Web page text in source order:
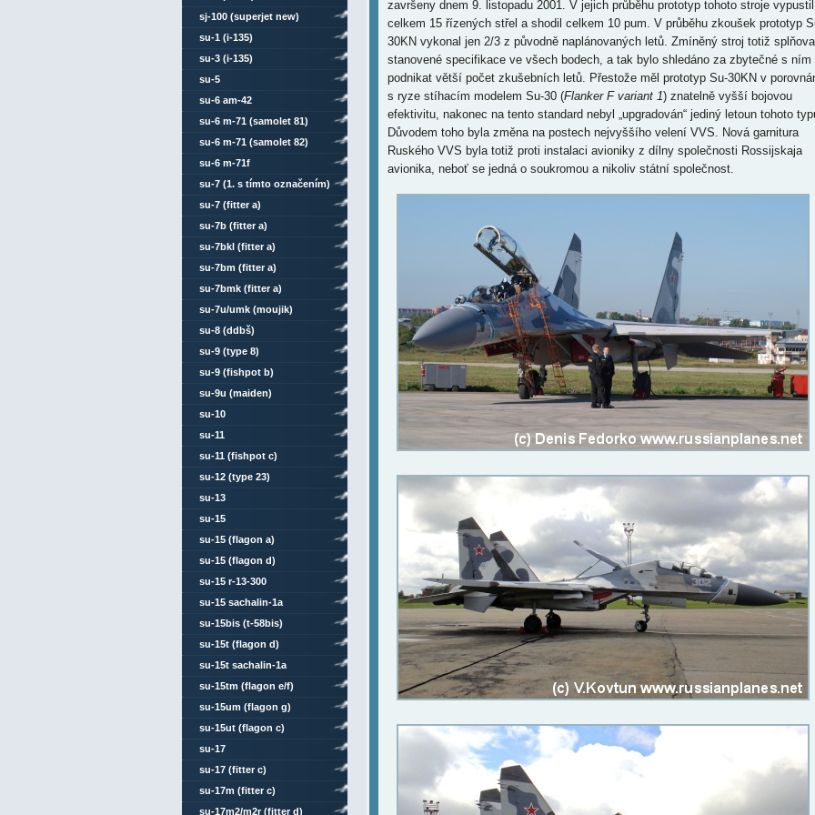
završeny dnem 9. listopadu 2001. V jejich průběhu prototyp tohoto stroje vypustil
celkem 15 řízených střel a shodil celkem 10 pum. V průběhu zkoušek prototyp
30KN vykonal jen 2/3 z původně naplánovaných letů. Zmíněný stroj totiž splňoval
stanovené specifikace ve všech bodech, a tak bylo shledáno za zbytečné s ním
podnikat větší počet zkušebních letů. Přestože měl prototyp Su-30KN v
s ryze stíhacím modelem Su-30 (Flanker F variant 1) znatelně vyšší bojovou
efektivitu, nakonec na tento standard nebyl „upgradován“ jediný letoun tohoto
Důvodem toho byla změna na postech nejvyššího velení VVS. Nová garnitura
Ruského VVS byla totiž proti instalaci avioniky z dílny společnosti Rossijskaja
avionika, neboť se jedná o soukromou a nikoliv státní společnost.
sj-100 (superjet new)
su-1 (i-135)
su-3 (i-135)
su-5
su-6 am-42
su-6 m-71 (samolet 81)
su-6 m-71 (samolet 82)
su-6 m-71f
su-7 (1. s tímto označením)
su-7 (fitter a)
su-7b (fitter a)
su-7bkl (fitter a)
su-7bm (fitter a)
su-7bmk (fitter a)
su-7u/umk (moujik)
su-8 (ddbš)
su-9 (type 8)
su-9 (fishpot b)
su-9u (maiden)
su-10
su-11
su-11 (fishpot c)
su-12 (type 23)
su-13
su-15
su-15 (flagon a)
su-15 (flagon d)
su-15 r-13-300
su-15 sachalin-1a
su-15bis (t-58bis)
su-15t (flagon d)
su-15t sachalin-1a
su-15tm (flagon e/f)
su-15um (flagon g)
su-15ut (flagon c)
su-17
su-17 (fitter c)
su-17m (fitter c)
su-17m2/m2r (fitter d)